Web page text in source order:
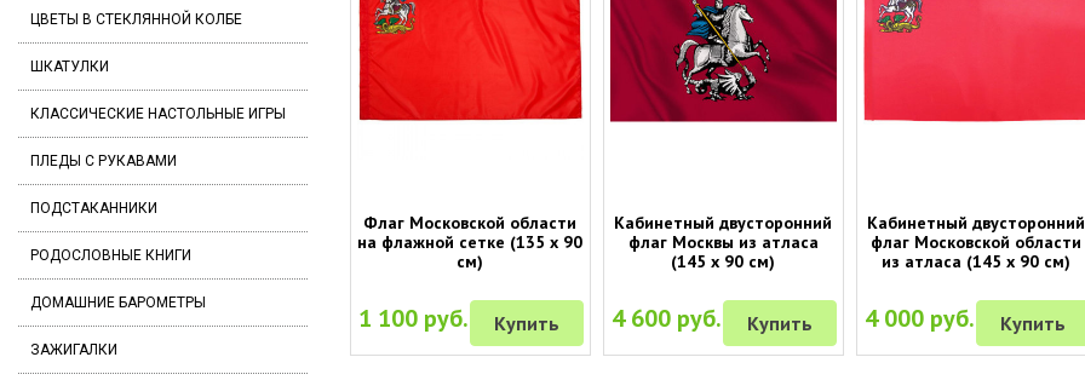
ЦВЕТЫ В СТЕКЛЯННОЙ КОЛБЕ
ШКАТУЛКИ
КЛАССИЧЕСКИЕ НАСТОЛЬНЫЕ ИГРЫ
ПЛЕДЫ С РУКАВАМИ
ПОДСТАКАННИКИ
РОДОСЛОВНЫЕ КНИГИ
ДОМАШНИЕ БАРОМЕТРЫ
ЗАЖИГАЛКИ
Флаг Московской области
на флажной сетке (135 х 90
см)
1 100 руб. Купить
Кабинетный двусторонний
флаг Москвы из атласа
(145 х 90 см)
4 600 руб. Купить
Кабинетный двусторонний
флаг Московской области
из атласа (145 х 90 см)
4 000 руб. Купить